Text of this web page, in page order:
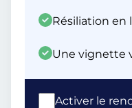
Résiliation
Une vignette
Activer le